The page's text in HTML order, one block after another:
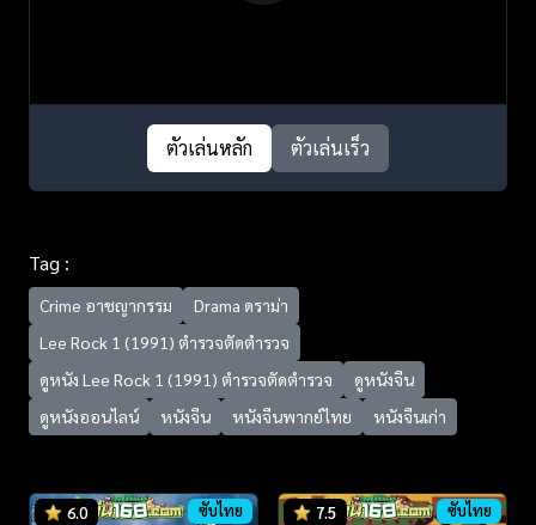
ตัวเล่นหลัก ตัวเล่นเร็ว
Tag :
Crime อาชญากรรม
Drama ดราม่า
Lee Rock 1 (1991) ตำรวจตัดตำรวจ
ดูหนัง Lee Rock 1 (1991) ตำรวจตัดตำรวจ
ดูหนังจีน
ดูหนังออนไลน์
หนังจีน หนังจีนพากย์ไทย หนังจีนเก่า
6.0 ซับไทย 7.5 ซับไทย